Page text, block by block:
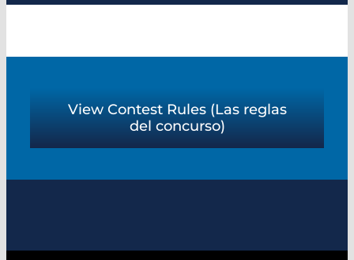
View Contest Rules (Las reglas
del concurso)